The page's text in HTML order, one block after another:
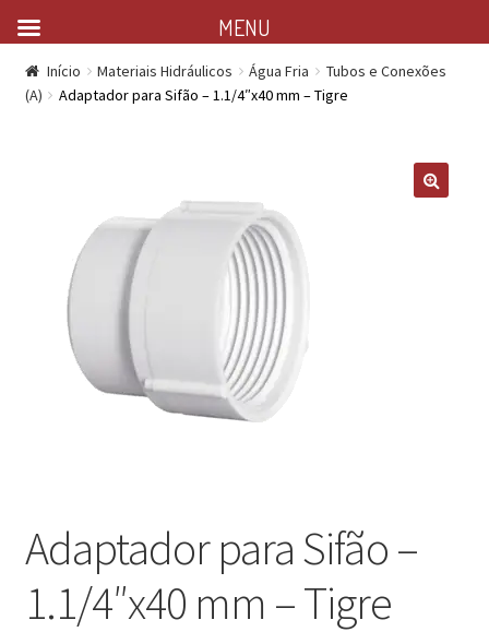
Início Materiais Hidráulicos Água Fria
Tubos e Conexões
(A)
Adaptador para Sifão – 1.1/4″x40 mm – Tigre
Adaptador para Sifão –
1.1/4″x40 mm – Tigre
MENU